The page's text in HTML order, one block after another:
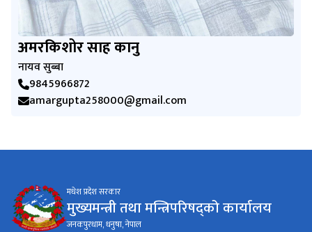
अमरकिशोर साह कानु
नायव सुब्बा
9845966872
amargupta258000@gmail.com
मधेश प्रदेश सरकार
मुख्यमन्त्री तथा मन्त्रिपरिषद्को कार्यालय
जनकपुरधाम, धनुषा, नेपाल